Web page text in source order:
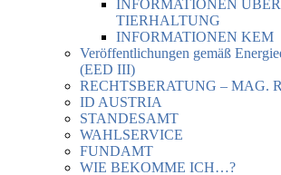
INFORMATIONEN
TIERHALTUNG
INFORMATIONEN KEM
Veröffentlichungen gemäß
(EED III)
RECHTSBERATUNG – MAG.
ID AUSTRIA
STANDESAMT
WAHLSERVICE
FUNDAMT
WIE BEKOMME ICH…?